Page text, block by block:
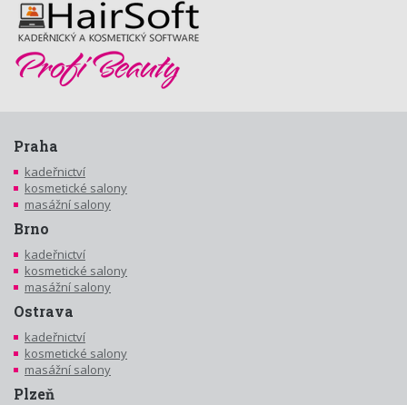
Praha
kadeřnictví
kosmetické salony
masážní salony
Brno
kadeřnictví
kosmetické salony
masážní salony
Ostrava
kadeřnictví
kosmetické salony
masážní salony
Plzeň